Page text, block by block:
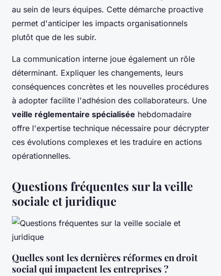
au sein de leurs équipes. Cette démarche proactive
permet d'anticiper les impacts organisationnels
plutôt que de les subir.
La communication interne joue également un rôle
déterminant. Expliquer les changements, leurs
conséquences concrètes et les nouvelles procédures
à adopter facilite l'adhésion des collaborateurs. Une
veille réglementaire spécialisée hebdomadaire
offre l'expertise technique nécessaire pour décrypter
ces évolutions complexes et les traduire en actions
opérationnelles.
Questions fréquentes sur la veille
sociale et juridique
Quelles sont les dernières réformes en droit
social qui impactent les entreprises ?